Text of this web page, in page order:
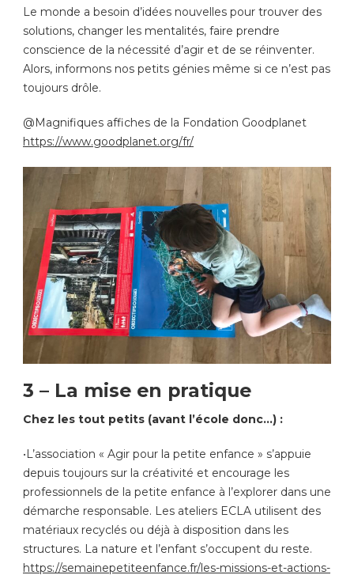
Le monde a besoin d’idées nouvelles pour trouver des
solutions, changer les mentalités, faire prendre
conscience de la nécessité d’agir et de se réinventer.
Alors, informons nos petits génies même si ce n’est pas
toujours drôle.
@Magnifiques affiches de la Fondation Goodplanet
https://www.goodplanet.org/fr/
3 – La mise en pratique
Chez les tout petits (avant l’école donc…) :
•L’association « Agir pour la petite enfance » s’appuie
depuis toujours sur la créativité et encourage les
professionnels de la petite enfance à l’explorer dans une
démarche responsable. Les ateliers ECLA utilisent des
matériaux recyclés ou déjà à disposition dans les
structures. La nature et l’enfant s’occupent du reste.
https://semainepetiteenfance.fr/les-missions-et-actions-